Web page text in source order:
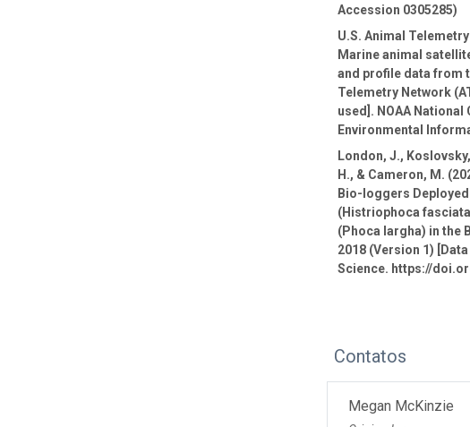
Accession 0305285)
U.S. Animal
Marine animal
and profile data from
Telemetry Network
used]. NOAA National
Environmental
London, J.,
H., & Cameron, M.
Bio-loggers
(Histriophoca
(Phoca largha) in the
2018 (Version 1)
Science. https://
Contatos
Megan McKinzie